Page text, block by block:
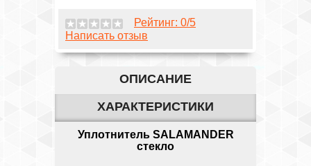
Рейтинг: 0/5
Написать отзыв
ОПИСАНИЕ
ХАРАКТЕРИСТИКИ
Уплотнитель SALAMANDER
стекло